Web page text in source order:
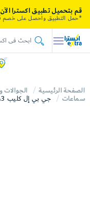
الصفحة الرئيسية الجوالات
سماعات
جي بي إل كليب 3، مكبر صوت بلوتوث محمول، رملي
قم بتحميل تطبيق اكسترا الآن
*حمل التطبيق واحصل على خصم 5%